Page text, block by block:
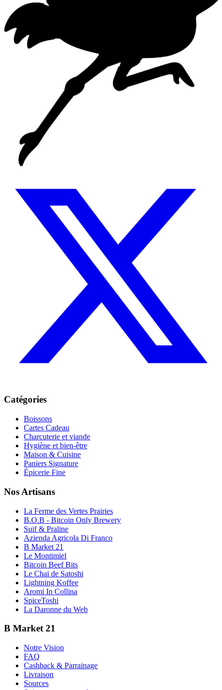
Catégories
Boissons
Cartes Cadeau
Charcuterie et viande
Hygiène et bien-être
Maison & Cuisine
Paniers Signature
Épicerie Fine
Nos Artisans
La Ferme des Vertes Prairies
B.O.B - Bitcoin Only Brewery
Suif & Praline
Azienda Agricola Di Franco
B Market 21
Le Montimiel
Bitcoin Beef Bits
Le Chai de Satoshi
Lightning Koffee
Aromi In Collina
SpiceToshi
La Daronne du Web
B Market 21
Notre Vision
FAQ
Cashback & Parrainage
Livraison
Sources